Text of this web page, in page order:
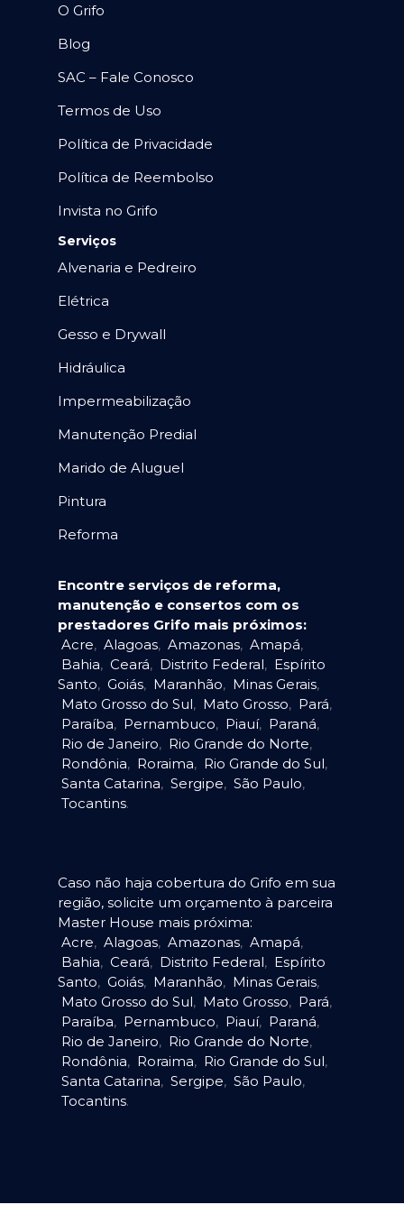
O Grifo
Blog
SAC – Fale Conosco
Termos de Uso
Política de Privacidade
Política de Reembolso
Invista no Grifo
Serviços
Alvenaria e Pedreiro
Elétrica
Gesso e Drywall
Hidráulica
Impermeabilização
Manutenção Predial
Marido de Aluguel
Pintura
Reforma
Encontre serviços de reforma,
manutenção e consertos com os
prestadores Grifo mais próximos:
Acre, Alagoas, Amazonas, Amapá,
Bahia, Ceará, Distrito Federal, Espírito
Santo, Goiás, Maranhão, Minas Gerais,
Mato Grosso do Sul, Mato Grosso, Pará,
Paraíba, Pernambuco, Piauí, Paraná,
Rio de Janeiro, Rio Grande do Norte,
Rondônia, Roraima, Rio Grande do Sul,
Santa Catarina, Sergipe, São Paulo,
Tocantins.
Caso não haja cobertura do Grifo em sua
região, solicite um orçamento à parceira
Master House mais próxima:
Acre, Alagoas, Amazonas, Amapá,
Bahia, Ceará, Distrito Federal, Espírito
Santo, Goiás, Maranhão, Minas Gerais,
Mato Grosso do Sul, Mato Grosso, Pará,
Paraíba, Pernambuco, Piauí, Paraná,
Rio de Janeiro, Rio Grande do Norte,
Rondônia, Roraima, Rio Grande do Sul,
Santa Catarina, Sergipe, São Paulo,
Tocantins.